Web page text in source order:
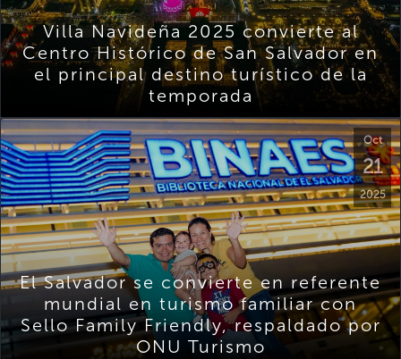
Villa Navideña 2025 convierte al
Centro Histórico de San Salvador en
el principal destino turístico de la
temporada
Oct
21
2025
El Salvador se convierte en referente
mundial en turismo familiar con
Sello Family Friendly, respaldado por
ONU Turismo